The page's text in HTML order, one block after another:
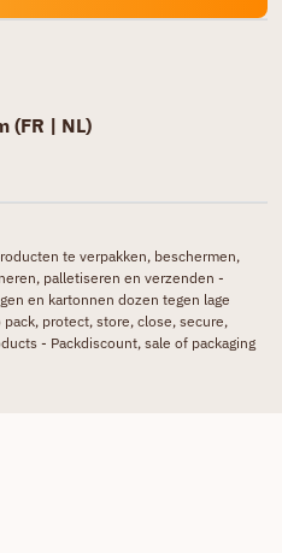
(FR | NL)
te verpakken, beschermen,
palletiseren en verzenden -
en kartonnen dozen tegen lage
protect, store, close, secure,
- Packdiscount, sale of packaging